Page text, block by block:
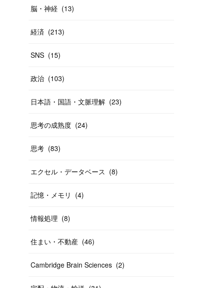
脳・神経 (13)
経済 (213)
SNS (15)
政治 (103)
日本語・国語・文脈理解 (23)
思考の成熟度 (24)
思考 (83)
エクセル・データベース (8)
記憶・メモリ (4)
情報処理 (8)
住まい・不動産 (46)
Cambridge Brain Sciences (2)